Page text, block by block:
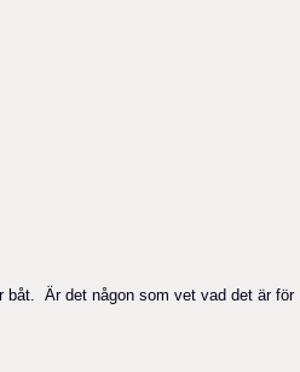
båt. Är det någon som vet vad det är för